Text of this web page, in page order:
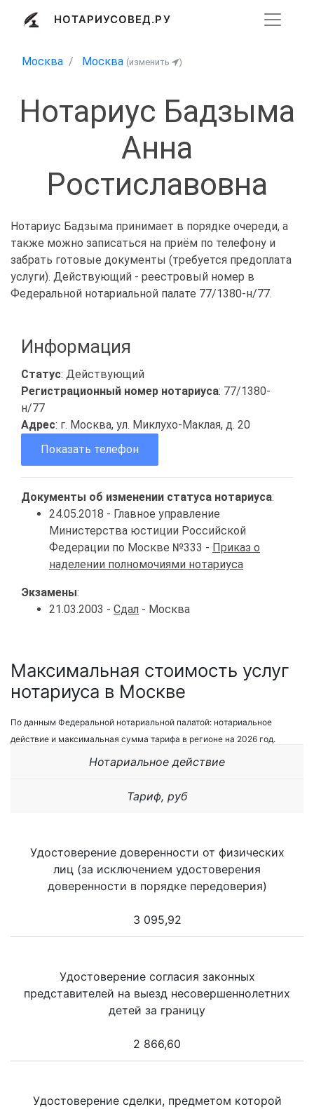
НОТАРИУСОВЕД.РУ
Москва Москва (изменить )
Нотариус Бадзыма
Анна
Ростиславовна
Нотариус Бадзыма принимает в порядке очереди, а
также можно записаться на приём по телефону и
забрать готовые документы (требуется предоплата
услуги). Действующий - реестровый номер в
Федеральной нотариальной палате 77/1380-н/77.
Информация
Статус: Действующий
Регистрационный номер нотариуса: 77/1380-
н/77
Адрес: г. Москва, ул. Миклухо-Маклая, д. 20
Показать телефон
Документы об изменении статуса нотариуса:
24.05.2018 - Главное управление
Министерства юстиции Российской
Федерации по Москве №333 - Приказ о
наделении полномочиями нотариуса
Экзамены:
21.03.2003 - Сдал - Москва
Максимальная стоимость услуг
нотариуса в Москве
По данным Федеральной нотариальной палатой: нотариальное
действие и максимальная сумма тарифа в регионе на 2026 год.
Нотариальное действие
Тариф, руб
Удостоверение доверенности от физических
лиц (за исключением удостоверения
доверенности в порядке передоверия)
3 095,92
Удостоверение согласия законных
представителей на выезд несовершеннолетних
детей за границу
2 866,60
Удостоверение сделки, предметом которой